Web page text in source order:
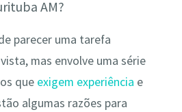
AM?
parecer uma tarefa
mas envolve uma série
que exigem experiência e
algumas razões para